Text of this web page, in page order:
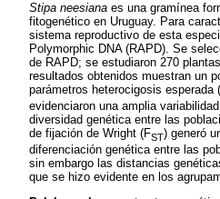
Stipa neesiana es una gramínea
fitogenético en Uruguay. Para
sistema reproductivo de esta
Polymorphic DNA (RAPD). Se
de RAPD; se estudiaron 270
resultados obtenidos muestran un
parámetros heterocigosis esperada
evidenciaron una amplia
diversidad genética entre las
de fijación de Wright (FST) generó
diferenciación genética entre las
sin embargo las distancias
que se hizo evidente en los